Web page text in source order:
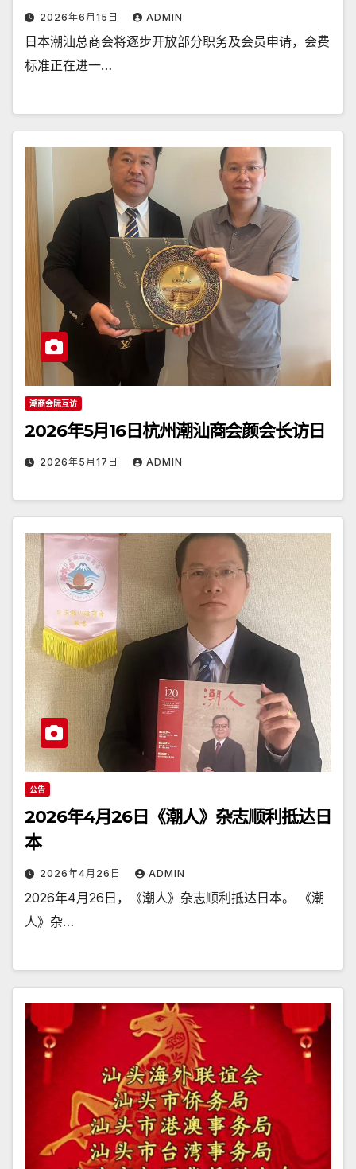
2026年6月15日 ADMIN
日本潮汕总商会将逐步开放部分职务及会员申请，会费
标准正在进一…
潮商会际互访
2026年5月16日杭州潮汕商会颜会长访日
2026年5月17日 ADMIN
公告
2026年4月26日《潮人》杂志顺利抵达日
本
2026年4月26日 ADMIN
2026年4月26日，《潮人》杂志顺利抵达日本。 《潮
人》杂…